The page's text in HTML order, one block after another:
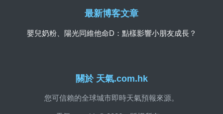
關於 天氣.com.hk
您可信賴的全球城市即時天氣預報來源。
最新博客文章
嬰兒奶粉、陽光同維他命D：點樣影響小朋友成長？